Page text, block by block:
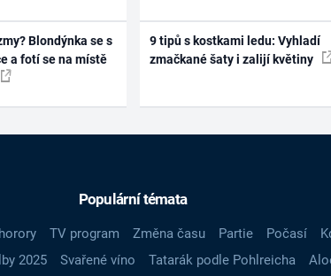
Blondýnka se s
a fotí se na místě
9 tipů s kostkami ledu: Vyhladí
zmačkané šaty i zalijí květiny
Populární témata
TV program Změna času Partie Počasí
2025 Svařené víno Tatarák podle Pohlreicha